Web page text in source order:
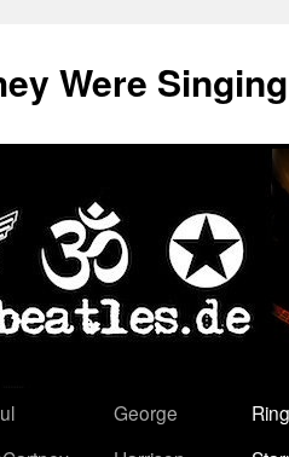
Were
George